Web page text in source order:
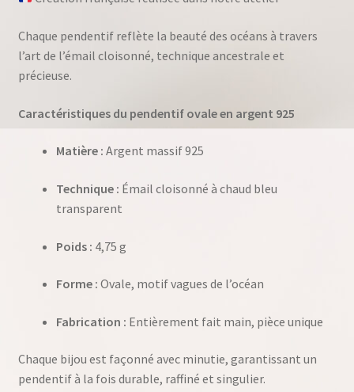
Chaque pendentif reflète la beauté des océans à travers
l’art de l’émail cloisonné, technique ancestrale et
précieuse.
Caractéristiques du pendentif ovale en argent 925
Matière : Argent massif 925
Technique : Émail cloisonné à chaud bleu
transparent
Poids : 4,75 g
Forme : Ovale, motif vagues de l’océan
Fabrication : Entièrement fait main, pièce unique
Chaque bijou est façonné avec minutie, garantissant un
pendentif à la fois durable, raffiné et singulier.